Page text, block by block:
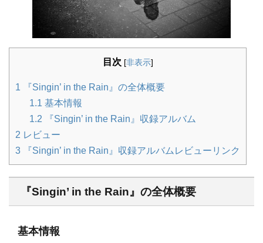
目次 [非表示]
1 『Singin’ in the Rain』の全体概要
1.1 基本情報
1.2 『Singin’ in the Rain』収録アルバム
2 レビュー
3 『Singin’ in the Rain』収録アルバムレビューリンク
『Singin’ in the Rain』の全体概要
基本情報